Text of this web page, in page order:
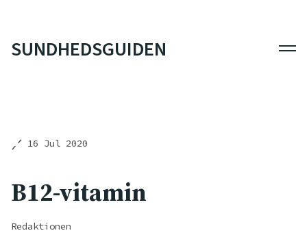
SUNDHEDSGUIDEN
16 Jul 2020
B12-vitamin
Redaktionen